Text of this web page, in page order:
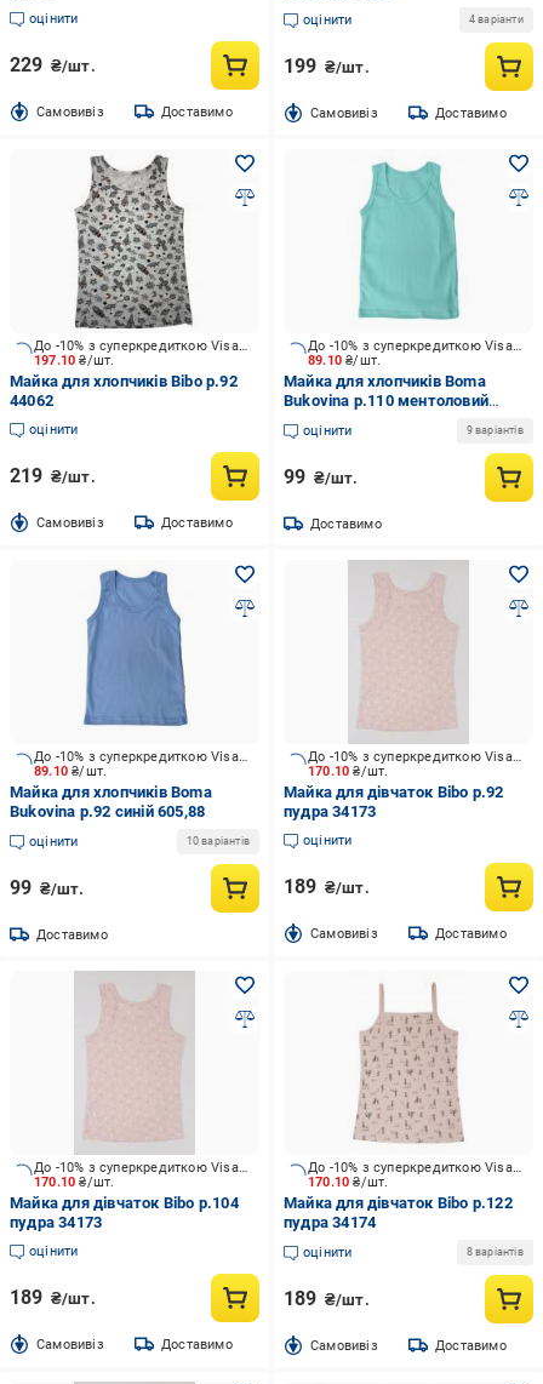
оцінити
229 ₴/шт.
Cамовивіз Доставимо
оцінити 4 варіанти
199 ₴/шт.
Cамовивіз Доставимо
197.10₴/шт.
До -10% з суперкредиткою Visa Вигода
Майка для хлопчиків Bibo р.92
44062
оцінити
219 ₴/шт.
Cамовивіз Доставимо
89.10₴/шт.
До -10% з суперкредиткою Visa Вигода
Майка для хлопчиків Boma
Bukovina р.110 ментоловий
605,88
оцінити 9 варіантів
99 ₴/шт.
Доставимо
89.10₴/шт.
До -10% з суперкредиткою Visa Вигода
Майка для хлопчиків Boma
Bukovina р.92 синій 605,88
оцінити 10 варіантів
99 ₴/шт.
Доставимо
170.10₴/шт.
До -10% з суперкредиткою Visa Вигода
Майка для дівчаток Bibo р.92
пудра 34173
оцінити
189 ₴/шт.
Cамовивіз Доставимо
170.10₴/шт.
До -10% з суперкредиткою Visa Вигода
Майка для дівчаток Bibo р.104
пудра 34173
оцінити
189 ₴/шт.
Cамовивіз Доставимо
170.10₴/шт.
До -10% з суперкредиткою Visa Вигода
Майка для дівчаток Bibo р.122
пудра 34174
оцінити 8 варіантів
189 ₴/шт.
Cамовивіз Доставимо